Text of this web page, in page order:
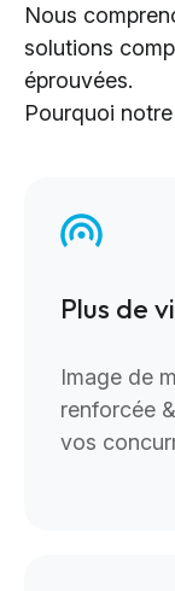
Nous
solutions
éprouvées.
Pourquoi
Plus de
Image de
renforcée
vos